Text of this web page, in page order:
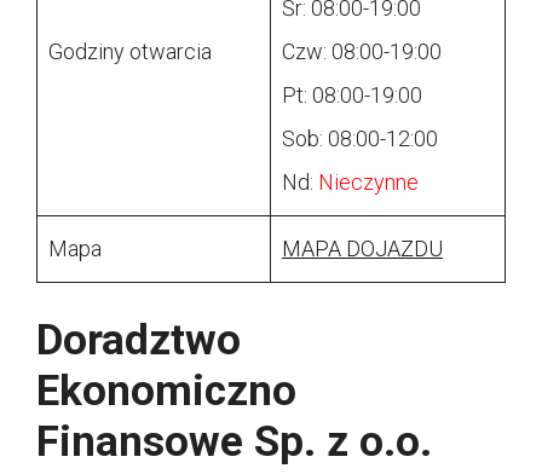
Godziny otwarcia
Śr: 08:00-19:00
Czw: 08:00-19:00
Pt: 08:00-19:00
Sob: 08:00-12:00
Nd: Nieczynne
Mapa MAPA DOJAZDU
Doradztwo
Ekonomiczno
Finansowe Sp. z o.o.